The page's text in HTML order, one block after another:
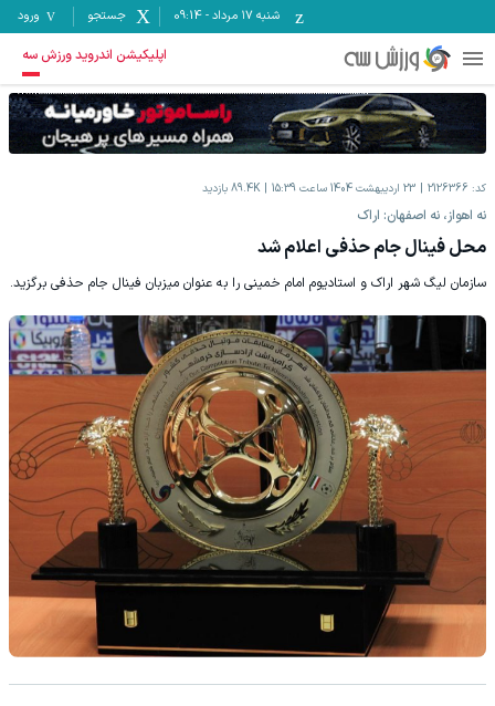
شنبه ۱۷ مرداد -
09:14 جستجو ورود
اپلیکیشن اندروید ورزش سه
کد: 2126366 23 اردیبهشت 1404 ساعت 15:39 89.4K بازدید
نه اهواز، نه اصفهان: اراک
محل فینال جام حذفی اعلام شد
سازمان لیگ شهر اراک و استادیوم امام خمینی را به عنوان میزبان فینال جام حذفی برگزید.